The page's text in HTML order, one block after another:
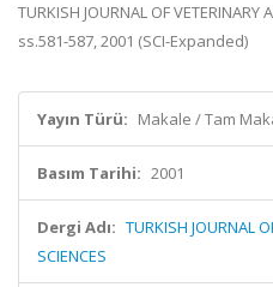
TURKISH JOURNAL OF VETERINARY
ss.581-587, 2001 (SCI-Expanded)
Yayın Türü: Makale / Tam
Basım Tarihi: 2001
Dergi Adı: TURKISH JOURNAL
SCIENCES